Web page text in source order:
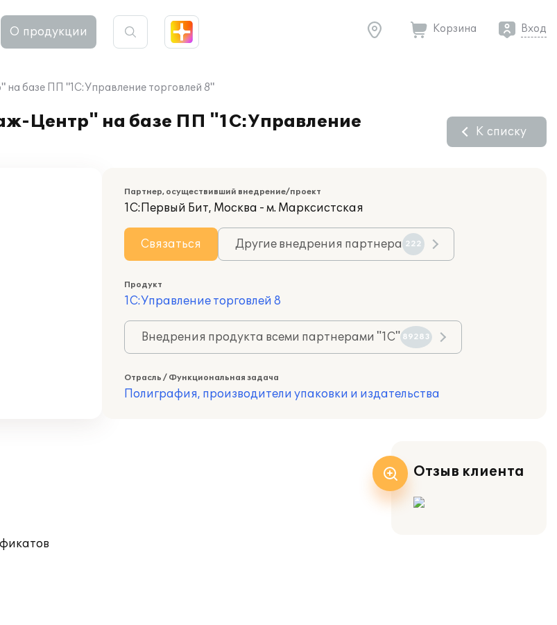
О продукции Корзина Вход
базе ПП "1С:Управление торговлей 8"
Центр" на базе ПП "1С:Управление
К списку
Партнер, осуществивший внедрение/проект
1С:Первый Бит, Москва - м. Марксистская
Связаться Другие внедрения партнера 222
Продукт
1С:Управление торговлей 8
Внедрения продукта всеми партнерами "1С" 89283
Отрасль / Функциональная задача
Полиграфия, производители упаковки и издательства
Отзыв клиента